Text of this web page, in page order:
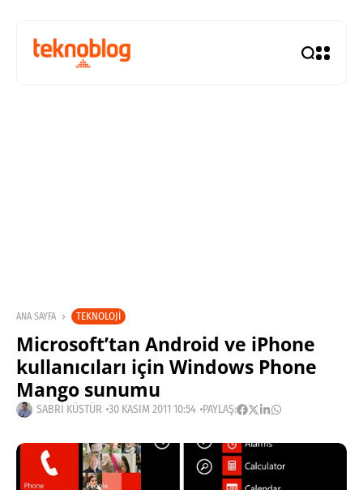
ANA SAYFA TEKNOLOJI
Microsoft’tan Android ve iPhone
kullanıcıları için Windows Phone
Mango sunumu
SABRI KÜSTÜR 30 KASIM 2011 10:54 PAYLAŞ: